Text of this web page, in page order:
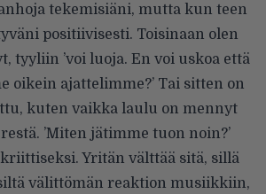
tekemisiäni, mutta kun teen
positiivisesti. Toisinaan olen
tyyliin ’voi luoja. En voi uskoa että
oikein ajattelimme?’ Tai sitten on
kuten vaikka laulu on mennyt
’Miten jätimme tuon noin?’
Yritän välttää sitä, sillä
välittömän reaktion musiikkiin,